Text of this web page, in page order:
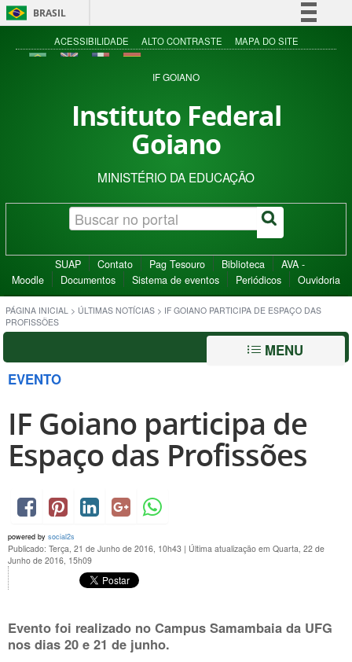
BRASIL
Simplifique!
Acesso à informação
ACESSIBILIDADE ALTO CONTRASTE MAPA DO SITE
IF GOIANO
Instituto Federal
Goiano
MINISTÉRIO DA EDUCAÇÃO
SUAP Contato Pag Tesouro Biblioteca
AVA -
Moodle
Documentos Sistema de eventos Periódicos Ouvidoria
PÁGINA INICIAL > ÚLTIMAS NOTÍCIAS > IF GOIANO PARTICIPA DE ESPAÇO DAS
PROFISSÕES
MENU
EVENTO
IF Goiano participa de
Espaço das Profissões
powered by social2s
Publicado: Terça, 21 de Junho de 2016, 10h43 | Última atualização em Quarta, 22 de
Junho de 2016, 15h09
Evento foi realizado no Campus Samambaia da UFG
nos dias 20 e 21 de junho.